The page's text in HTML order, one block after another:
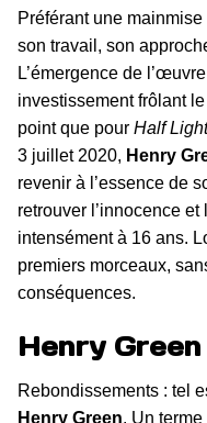
Préférant une
son travail, son
L’émergence de
investissement frôlant
point que pour Half Light
3 juillet 2020, Henry
revenir à l’essence de
retrouver l’innocence
intensément à 16 ans.
premiers morceaux,
conséquences.
Henry
Rebondissements : tel
Henry Green. Un